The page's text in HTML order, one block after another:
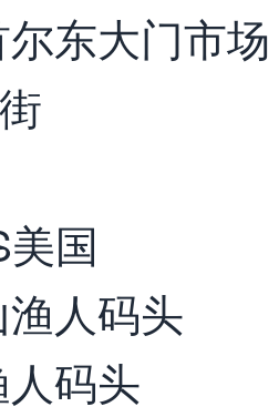
东大门市场
国
渔人码头
人码头